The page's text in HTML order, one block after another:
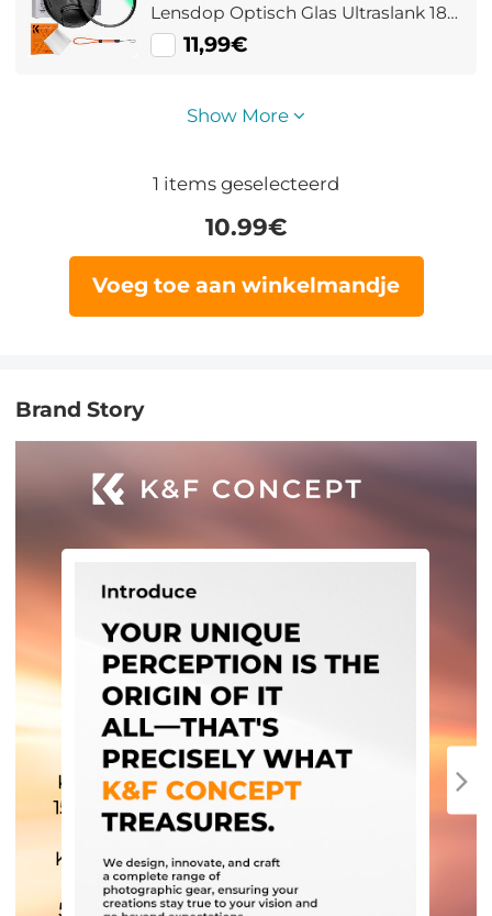
Lensdop Optisch Glas Ultraslank 18
Meerlaagse Coatings UV Filter voor
11,99€
Show More
1 items geselecteerd
10.99€
Voeg toe aan winkelmandje
Brand Story